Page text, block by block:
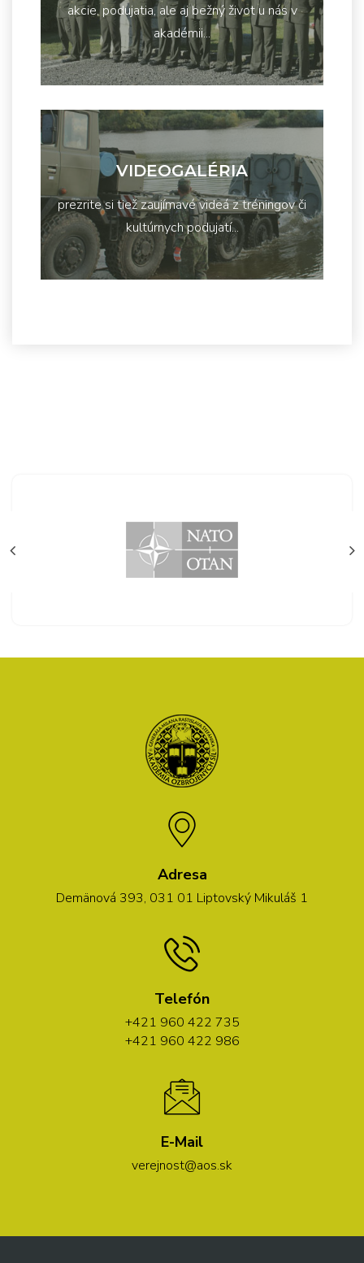
akcie, podujatia, ale aj bežný život u nás v
akadémii...
VIDEOGALÉRIA
prezrite si tiež zaujímavé videá z tréningov či
kultúrnych podujatí...
Adresa
Demänová 393, 031 01 Liptovský Mikuláš 1
Telefón
+421 960 422 735
+421 960 422 986
E-Mail
verejnost@aos.sk